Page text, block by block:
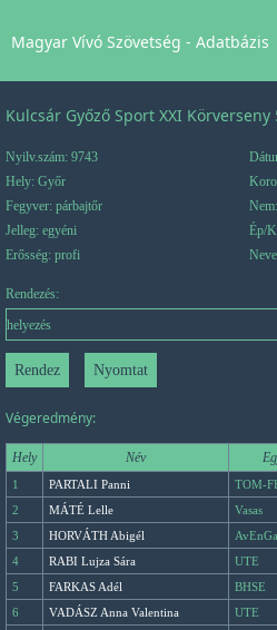
Magyar Vívó Szövetség - Adatbázis
Kulcsár Győző Sport XXI
Nyilv.szám: 9743
Hely: Győr
Fegyver: párbajtőr
Jelleg: egyéni
Ép/
Erősség: profi
Rendezés:
Végeredmény:
Hely Név
1 PARTALI Panni TOM-
2
MÁTÉ Lelle Vasas
3
HORVÁTH Abigél
4
RABI Lujza Sára UTE
5
FARKAS Adél BHSE
6
VADÁSZ Anna Valentina UTE